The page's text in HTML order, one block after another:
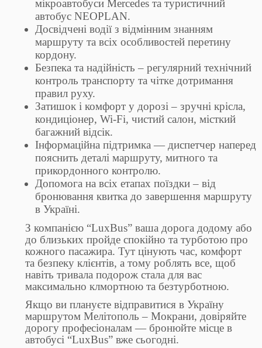
мікроавтобуси Mercedes та туристичний
автобус NEOPLAN.
Досвідчені водії з відмінним знанням
маршруту та всіх особливостей перетину
кордону.
Безпека та надійність – регулярний технічний
контроль транспорту та чітке дотримання
правил руху.
Затишок і комфорт у дорозі – зручні крісла,
кондиціонер, Wi-Fi, чистий салон, місткий
багажний відсік.
Інформаційна підтримка — диспетчер наперед
пояснить деталі маршруту, митного та
прикордонного контролю.
Допомога на всіх етапах поїздки – від
бронювання квитка до завершення маршруту
в Україні.
З компанією “LuxBus” ваша дорога додому або
до близьких пройде спокійно та турботою про
кожного пасажира. Тут цінують час, комфорт
та безпеку клієнтів, а тому роблять все, щоб
навіть тривала подорож стала для вас
максимально клмортною та безтурботною.
Якщо ви плануєте відправитися в Україну
маршрутом Мелітополь – Мокрани, довіряйте
дорогу професіоналам — бронюйте місце в
автобусі “LuxBus” вже сьогодні.